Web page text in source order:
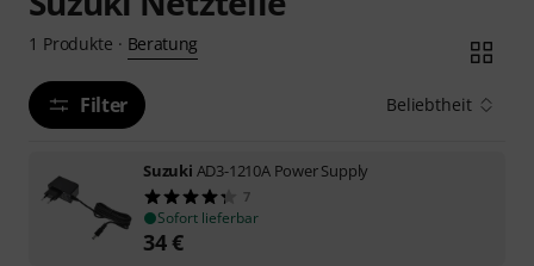
1 Produkte · Beratung
Filter Beliebtheit
Suzuki AD3-1210A Power Supply
7
Sofort lieferbar
34€